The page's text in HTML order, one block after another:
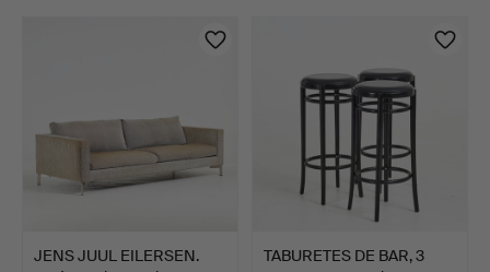
Sickla
JENS JUUL EILERSEN.
TABURETES DE BAR, 3